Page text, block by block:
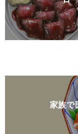
家族で